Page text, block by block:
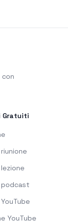
con
Gratuiti
podcast
YouTube